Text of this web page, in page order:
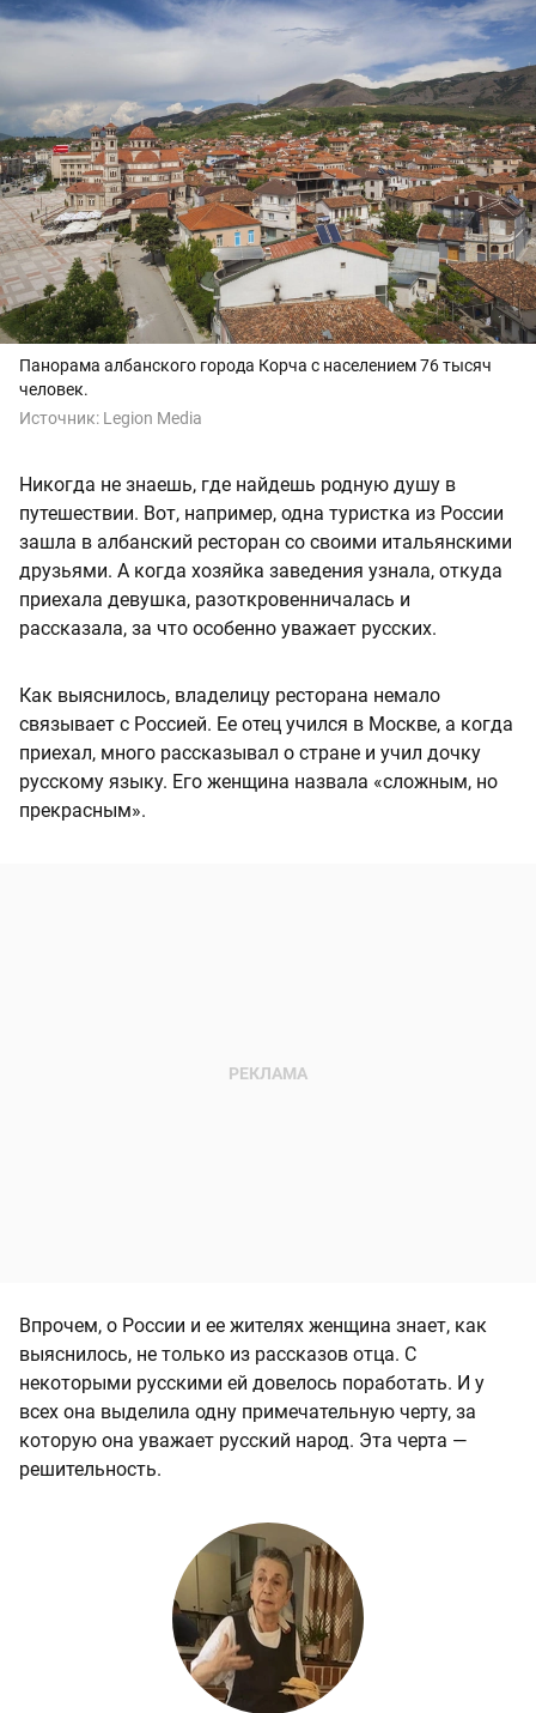
Панорама албанского города Корча с населением 76 тысяч
человек.
Источник: Legion Media
Никогда не знаешь, где найдешь родную душу в
путешествии. Вот, например, одна туристка из России
зашла в албанский ресторан со своими итальянскими
друзьями. А когда хозяйка заведения узнала, откуда
приехала девушка, разоткровенничалась и
рассказала, за что особенно уважает русских.
Как выяснилось, владелицу ресторана немало
связывает с Россией. Ее отец учился в Москве, а когда
приехал, много рассказывал о стране и учил дочку
русскому языку. Его женщина назвала «сложным, но
прекрасным».
Впрочем, о России и ее жителях женщина знает, как
выяснилось, не только из рассказов отца. С
некоторыми русскими ей довелось поработать. И у
всех она выделила одну примечательную черту, за
которую она уважает русский народ. Эта черта —
решительность.